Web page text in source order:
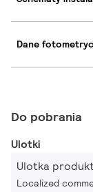
Dane
Do pobrania
Ulotki
Ulotka
Localized